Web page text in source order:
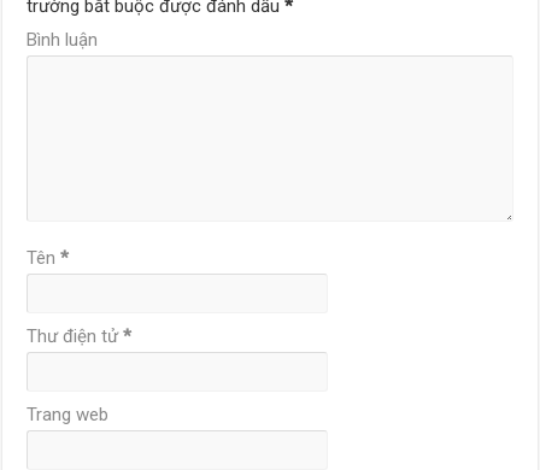
trường bắt buộc được đánh dấu*
Bình luận
Tên*
Thư điện tử*
Trang web